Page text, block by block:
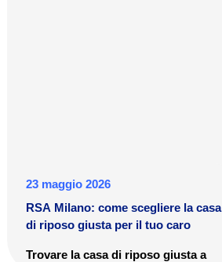
23 maggio 2026
RSA Milano: come scegliere la casa
di riposo giusta per il tuo caro
Trovare la casa di riposo giusta a